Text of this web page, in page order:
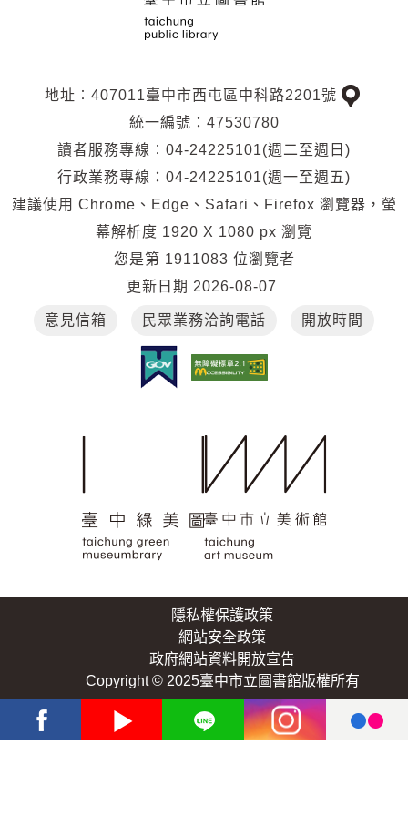
地址︰407011臺中市西屯區中科路2201號
交
位
置
統一編號：47530780
讀者服務專線︰04-24225101(週二至週日)
行政業務專線：04-24225101(週一至週五)
建議使用 Chrome、Edge、Safari、Firefox 瀏覽器，螢
幕解析度 1920 X 1080 px 瀏覽
您是第 1911083 位瀏覽者
更新日期 2026-08-07
意見信箱 民眾業務洽詢電話 開放時間
隱私權保護政策
網站安全政策
政府網站資料開放宣告
Copyright © 2025臺中市立圖書館版權所有
Facebook
Youtube Line Instagram